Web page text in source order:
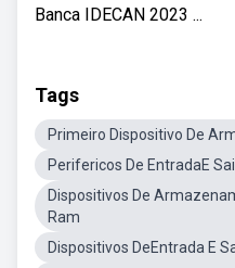
Banca IDECAN 2023 ...
Tags
Primeiro Dispositivo De
Perifericos De EntradaE
Dispositivos De
Ram
Dispositivos DeEntrada E